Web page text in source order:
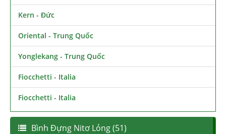
Kern - Đức
Oriental - Trung Quốc
Yonglekang - Trung Quốc
Fiocchetti - Italia
Fiocchetti - Italia
Bình Đựng Nitơ Lỏng (51)